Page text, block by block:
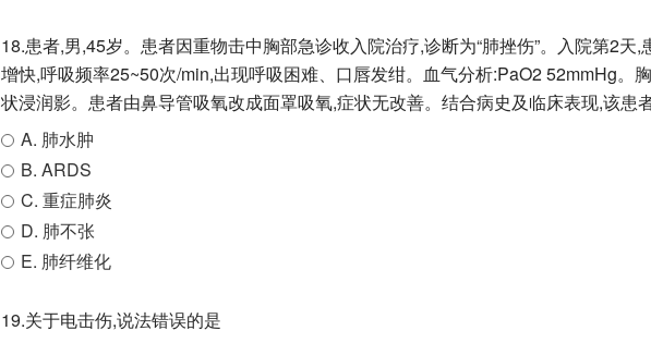
18.患者,男,45岁。患者因重物击中胸部急诊收入院治疗,诊断为“肺挫伤”。入院第2天
增快,呼吸频率25~50次/min,出现呼吸困难、口唇发绀。血气分析:PaO2 52mmHg。
状浸润影。患者由鼻导管吸氧改成面罩吸氧,症状无改善。结合病史及临床表现,该患
A. 肺水肿
B. ARDS
C. 重症肺炎
D. 肺不张
E. 肺纤维化
19.关于电击伤,说法错误的是